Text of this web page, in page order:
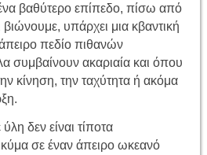
βαθύτερο επίπεδο, πίσω από
υπάρχει μια κβαντική
πεδίο πιθανών
συμβαίνουν ακαριαία και όπου
κίνηση, την ταχύτητα ή ακόμα
δεν είναι τίποτα
σε έναν άπειρο ωκεανό